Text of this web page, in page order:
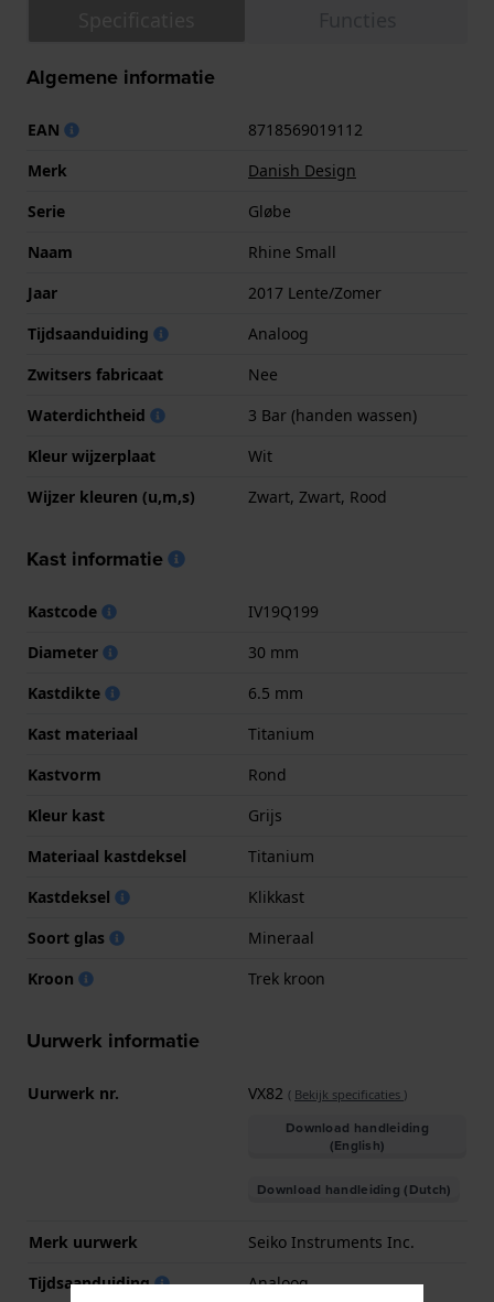
Algemene informatie
EAN
8718569019112
Merk
Danish Design
Serie
Gløbe
Naam
Rhine Small
Jaar
2017 Lente/Zomer
Tijdsaanduiding
Analoog
Zwitsers fabricaat
Nee
Waterdichtheid
3 Bar (handen wassen)
Kleur wijzerplaat
Wit
Wijzer kleuren (u,m,s)
Zwart, Zwart, Rood
Kast informatie
Kastcode
IV19Q199
Diameter
30 mm
Kastdikte
6.5 mm
Kast materiaal
Titanium
Kastvorm
Rond
Kleur kast
Grijs
Materiaal kastdeksel
Titanium
Kastdeksel
Klikkast
Soort glas
Mineraal
Kroon
Trek kroon
Uurwerk informatie
Uurwerk nr. VX82 ( Bekijk specificaties )
Download handleiding
(English)
Download handleiding (Dutch)
Merk uurwerk
Seiko Instruments Inc.
Tijdsaanduiding
Analoog